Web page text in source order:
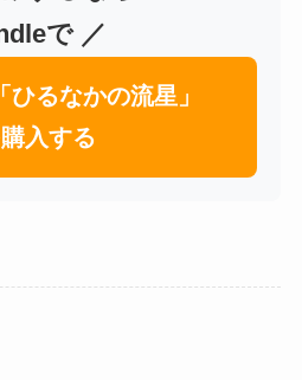
で ／
るなかの流星」
入する